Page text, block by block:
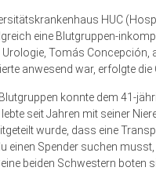
HUC
eine Blutgruppen-
Urologie, Tomás
anwesend war, erfolgte
konnte dem 41-
lebte seit Jahren mit seiner
wurde, dass eine
einen Spender suchen
beiden Schwestern